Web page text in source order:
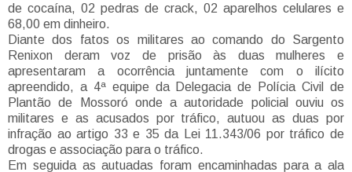
de cocaína, 02 pedras de crack, 02 aparelhos celulares e
68,00 em dinheiro.
Diante dos fatos os militares ao comando do Sargento
Renixon deram voz de prisão às duas mulheres e
apresentaram a ocorrência juntamente com o ilícito
apreendido, a 4ª equipe da Delegacia de Polícia Civil de
Plantão de Mossoró onde a autoridade policial ouviu os
militares e as acusados por tráfico, autuou as duas por
infração ao artigo 33 e 35 da Lei 11.343/06 por tráfico de
drogas e associação para o tráfico.
Em seguida as autuadas foram encaminhadas para a ala